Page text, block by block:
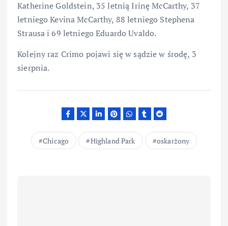
Katherine Goldstein, 35 letnią Irinę McCarthy, 37
letniego Kevina McCarthy, 88 letniego Stephena
Strausa i 69 letniego Eduardo Uvaldo.
Kolejny raz Crimo pojawi się w sądzie w środę, 3
sierpnia.
Chicago Highland Park oskarżony